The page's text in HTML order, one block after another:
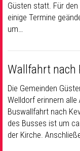
Güsten statt. Für
einige Termine
um…
Wallfahrt nach
Die Gemeinden
Welldorf erinnern
Buswallfahrt nach
des Busses ist um
der Kirche.